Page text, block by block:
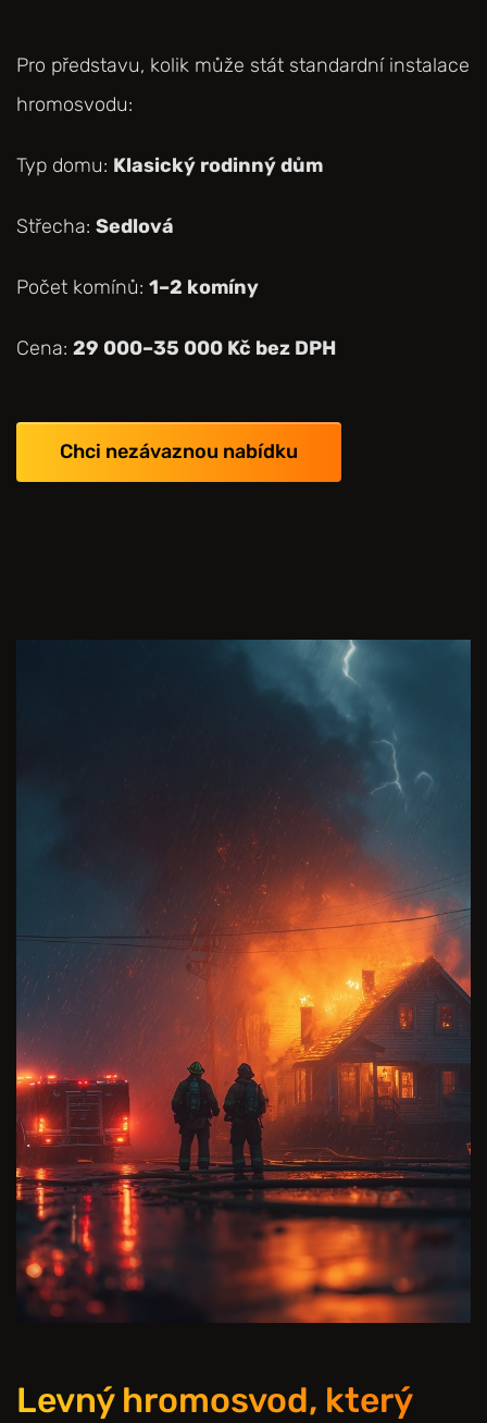
Pro představu, kolik může stát standardní instalace
hromosvodu:
Typ domu: Klasický rodinný dům
Střecha: Sedlová
Počet komínů: 1–2 komíny
Cena: 29 000–35 000 Kč bez DPH
Chci nezávaznou nabídku
Levný hromosvod, který